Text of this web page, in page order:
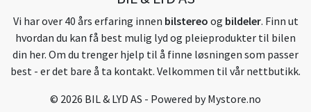
Vi har over 40 års erfaring innen bilstereo og bildeler. Finn ut
hvordan du kan få best mulig lyd og pleieprodukter til bilen
din her. Om du trenger hjelp til å finne løsningen som passer
best - er det bare å ta kontakt. Velkommen til vår nettbutikk.
© 2026 BIL & LYD AS - Powered byMystore.no